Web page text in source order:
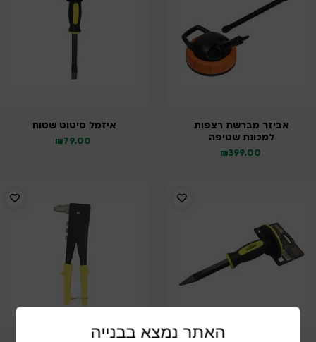
אביזר מברשת רצפות
למכונת שטיפה
399.00
₪
איזמל סיטוט שטוח
79.00
₪
האתר נמצא בבנייה